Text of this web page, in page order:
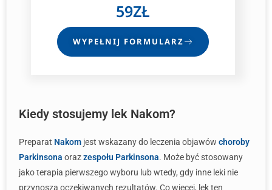
59ZŁ
WYPEŁNIJ FORMULARZ
Kiedy stosujemy lek Nakom?
Preparat Nakom jest wskazany do leczenia objawów choroby
Parkinsona orazzespołu Parkinsona. Może być stosowany
jako terapia pierwszego wyboru lub wtedy, gdy inne leki nie
przynoszą oczekiwanych rezultatów. Co więcej, lek ten